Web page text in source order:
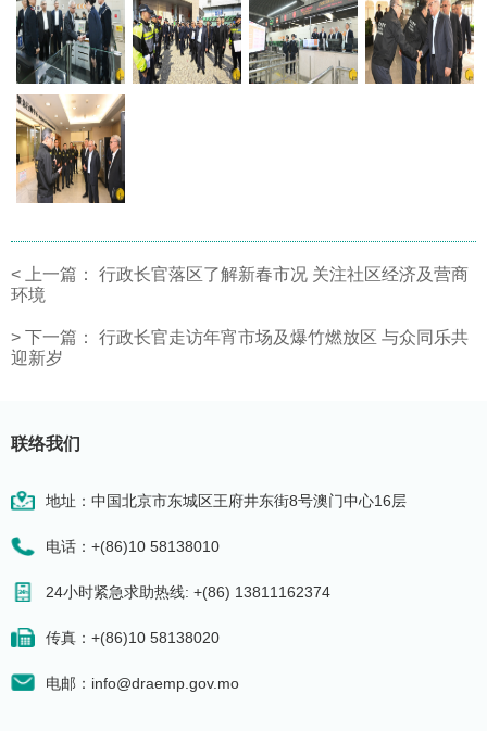
< 上一篇：
行政长官落区了解新春市况 关注社区经济及营商
环境
> 下一篇：
行政长官走访年宵市场及爆竹燃放区 与众同乐共
迎新岁
联络我们
地址：中国北京市东城区王府井东街8号澳门中心16层
电话：+(86)10 58138010
24小时紧急求助热线: +(86) 13811162374
传真：+(86)10 58138020
电邮：info@draemp.gov.mo